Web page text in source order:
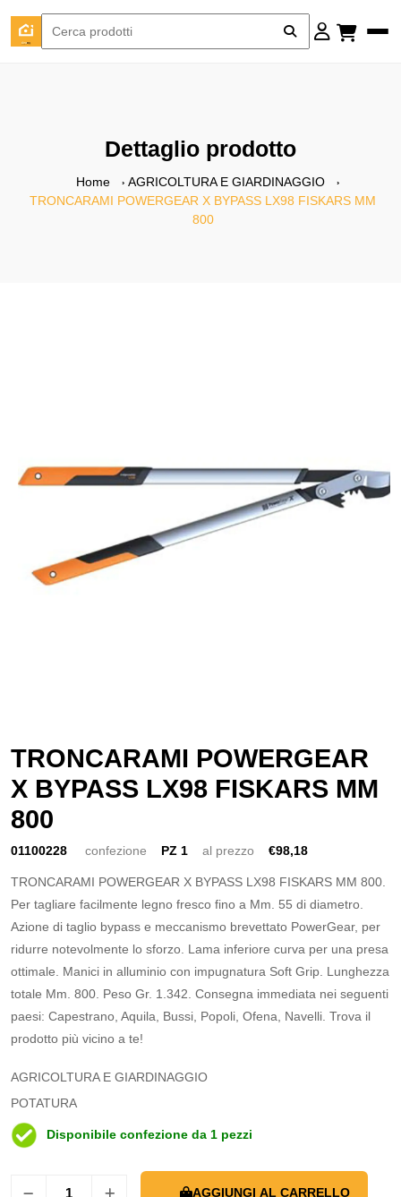
Dettaglio prodotto
Home
AGRICOLTURA E GIARDINAGGIO
TRONCARAMI POWERGEAR X BYPASS LX98 FISKARS MM
800
TRONCARAMI POWERGEAR
X BYPASS LX98 FISKARS MM
800
01100228 confezione PZ 1 al prezzo €98,18
TRONCARAMI POWERGEAR X BYPASS LX98 FISKARS MM 800.
Per tagliare facilmente legno fresco fino a Mm. 55 di diametro.
Azione di taglio bypass e meccanismo brevettato PowerGear, per
ridurre notevolmente lo sforzo. Lama inferiore curva per una presa
ottimale. Manici in alluminio con impugnatura Soft Grip. Lunghezza
totale Mm. 800. Peso Gr. 1.342. Consegna immediata nei seguenti
paesi: Capestrano, Aquila, Bussi, Popoli, Ofena, Navelli. Trova il
prodotto più vicino a te!
AGRICOLTURA E GIARDINAGGIO
POTATURA
Disponibile confezione da 1 pezzi
AGGIUNGI AL CARRELLO